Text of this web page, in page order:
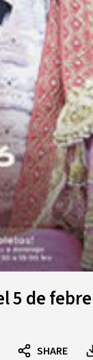
5 de
SHARE